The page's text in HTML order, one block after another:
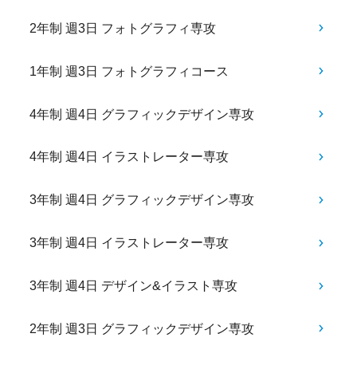
2年制 週3日 フォトグラフィ専攻
1年制 週3日 フォトグラフィコース
4年制 週4日 グラフィックデザイン専攻
4年制 週4日 イラストレーター専攻
3年制 週4日 グラフィックデザイン専攻
3年制 週4日 イラストレーター専攻
3年制 週4日 デザイン&イラスト専攻
2年制 週3日 グラフィックデザイン専攻